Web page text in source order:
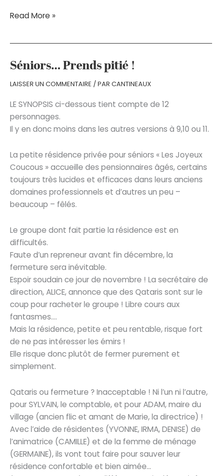
J’ai
magasin
Read More »
Séniors… Prends pitié !
LAISSER UN COMMENTAIRE / PAR CANTINEAUX
LE SYNOPSIS ci-dessous tient compte de 12
personnages.
Il y en donc moins dans les autres versions à 9,10 ou 11.
La petite résidence privée pour séniors « Les Joyeux
Coucous » accueille des pensionnaires âgés, certains
toujours très lucides et efficaces dans leurs anciens
domaines professionnels et d’autres un peu –
beaucoup – fêlés.
Le groupe dont fait partie la résidence est en
difficultés.
Faute d’un repreneur avant fin décembre, la
fermeture sera inévitable.
Espoir soudain ce jour de novembre ! La secrétaire de
direction, ALICE, annonce que des Qataris sont sur le
coup pour racheter le groupe ! Libre cours aux
fantasmes….
Mais la résidence, petite et peu rentable, risque fort
de ne pas intéresser les émirs !
Elle risque donc plutôt de fermer purement et
simplement.
Qataris ou fermeture ? Inacceptable ! Ni l’un ni l’autre,
pour SYLVAIN, le comptable, et pour ADAM, maire du
village (ancien flic et amant de Marie, la directrice) !
Avec l’aide de résidentes (YVONNE, IRMA, DENISE) de
l’animatrice (CAMILLE) et de la femme de ménage
(GERMAINE), ils vont tout faire pour sauver leur
résidence confortable et bien aimée…